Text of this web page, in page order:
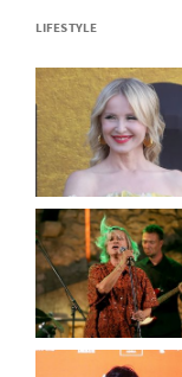
LIFESTYLE